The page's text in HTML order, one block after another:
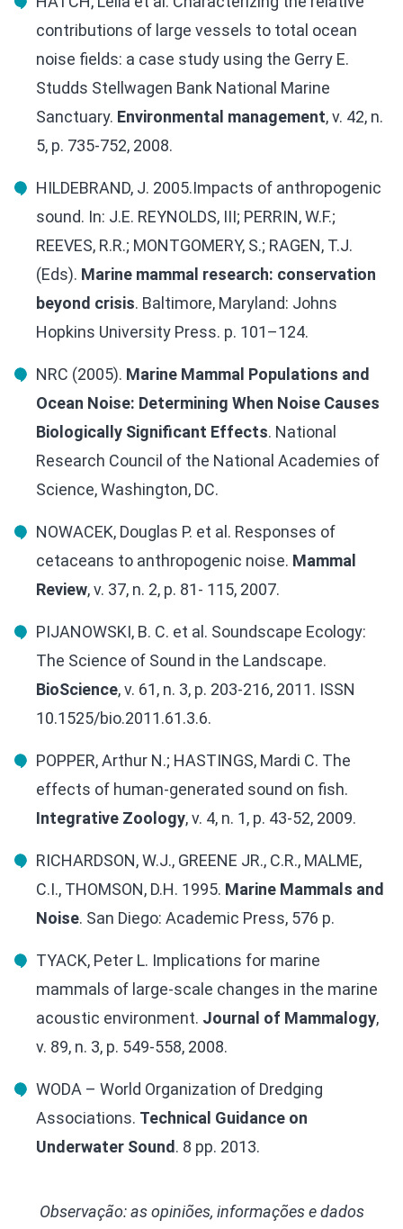
contributions of large vessels to total ocean
noise fields: a case study using the Gerry E.
Studds Stellwagen Bank National Marine
Sanctuary. Environmental management, v. 42, n.
5, p. 735-752, 2008.
HILDEBRAND, J. 2005.Impacts of anthropogenic
sound. In: J.E. REYNOLDS, III; PERRIN, W.F.;
REEVES, R.R.; MONTGOMERY, S.; RAGEN, T.J.
(Eds). Marine mammal research: conservation
beyond crisis. Baltimore, Maryland: Johns
Hopkins University Press. p. 101–124.
NRC (2005). Marine Mammal Populations and
Ocean Noise: Determining When Noise Causes
Biologically Significant Effects. National
Research Council of the National Academies of
Science, Washington, DC.
NOWACEK, Douglas P. et al. Responses of
cetaceans to anthropogenic noise. Mammal
Review, v. 37, n. 2, p. 81- 115, 2007.
PIJANOWSKI, B. C. et al. Soundscape Ecology:
The Science of Sound in the Landscape.
BioScience, v. 61, n. 3, p. 203-216, 2011. ISSN
10.1525/bio.2011.61.3.6.
POPPER, Arthur N.; HASTINGS, Mardi C. The
effects of human‐generated sound on fish.
Integrative Zoology, v. 4, n. 1, p. 43-52, 2009.
RICHARDSON, W.J., GREENE JR., C.R., MALME,
C.I., THOMSON, D.H. 1995. Marine Mammals and
Noise. San Diego: Academic Press, 576 p.
TYACK, Peter L. Implications for marine
mammals of large-scale changes in the marine
acoustic environment. Journal of Mammalogy,
v. 89, n. 3, p. 549-558, 2008.
WODA – World Organization of Dredging
Associations. Technical Guidance on
Underwater Sound. 8 pp. 2013.
Observação: as opiniões, informações e dados